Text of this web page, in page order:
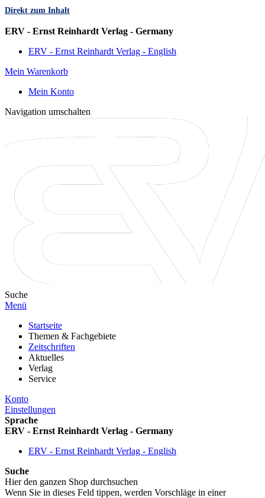
Direkt zum Inhalt
ERV - Ernst Reinhardt Verlag - Germany
ERV - Ernst Reinhardt Verlag - English
Mein Warenkorb
Mein Konto
Navigation umschalten
Suche
Menü
Startseite
Themen & Fachgebiete
Zeitschriften
Aktuelles
Verlag
Service
Konto
Einstellungen
Sprache
ERV - Ernst Reinhardt Verlag - Germany
ERV - Ernst Reinhardt Verlag - English
Suche
Hier den ganzen Shop durchsuchen
Wenn Sie in dieses Feld tippen, werden Vorschläge in einer